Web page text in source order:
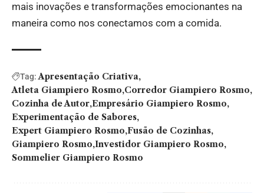
mais inovações e transformações emocionantes na
maneira como nos conectamos com a comida.
Tag: Apresentação Criativa
Atleta Giampiero Rosmo Corredor Giampiero Rosmo
Cozinha de Autor Empresário Giampiero Rosmo
Experimentação de Sabores
Expert Giampiero Rosmo Fusão de Cozinhas
Giampiero Rosmo Investidor Giampiero Rosmo
Sommelier Giampiero Rosmo